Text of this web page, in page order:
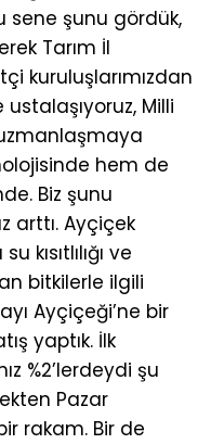
sene şunu gördük,
Tarım İl
kuruluşlarımızdan
Milli
hem de
Biz şunu
arttı. Ayçiçek
kısıtlılığı ve
bitkilerle ilgili
Ayçiçeği’ne bir
yaptık. İlk
%2’lerdeydi şu
Pazar
rakam. Bir de